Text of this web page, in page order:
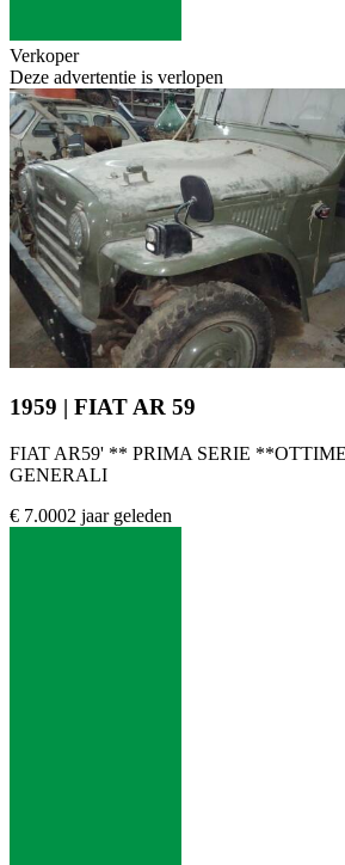
Verkoper
Deze advertentie is verlopen
1959 | FIAT AR 59
FIAT AR59' ** PRIMA SERIE
GENERALI
€ 7.0002 jaar geleden